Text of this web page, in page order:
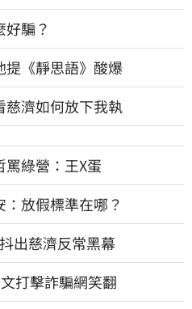
騙？
《靜思語》酸爆
慈濟如何放下我執
綠營：王X蛋
放假標準在哪？
出慈濟反常黑幕
打擊詐騙網笑翻